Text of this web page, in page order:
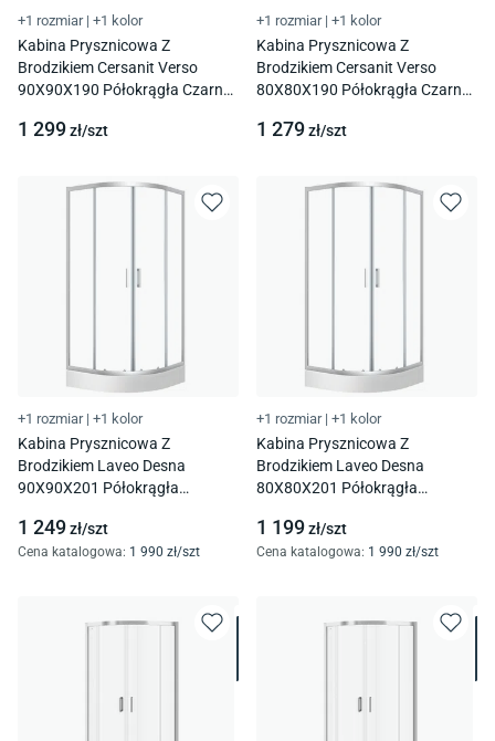
+1 rozmiar | +1 kolor
Kabina Prysznicowa Z
Brodzikiem Cersanit Verso
90X90X190 Półokrągła Czarny
1 299zł/szt
+1 rozmiar | +1 kolor
Kabina Prysznicowa Z
Brodzikiem Cersanit Verso
80X80X190 Półokrągła Czarny
1 279zł/szt
+1 rozmiar | +1 kolor
Kabina Prysznicowa Z
Brodzikiem Laveo Desna
90X90X201 Półokrągła
1 249zł/szt
Cena katalogowa: 1 990 zł/szt
+1 rozmiar | +1 kolor
Kabina Prysznicowa Z
Brodzikiem Laveo Desna
80X80X201 Półokrągła
1 199zł/szt
Cena katalogowa: 1 990 zł/szt